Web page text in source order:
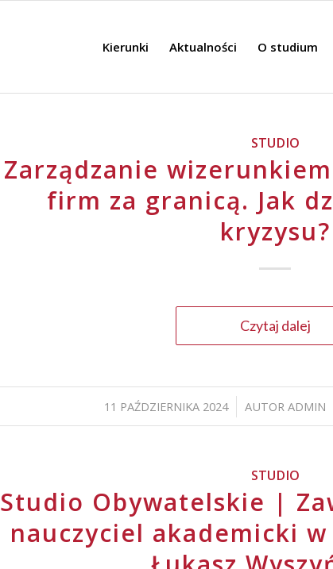
Kierunki Aktualności O studium
STUDIO
Zarządzanie
firm za granicą. Jak
kryzysu?
Czytaj dalej
11 PAŹDZIERNIKA 2024
/ AUTOR ADMIN
STUDIO
Studio Obywatelskie |
nauczyciel akademicki